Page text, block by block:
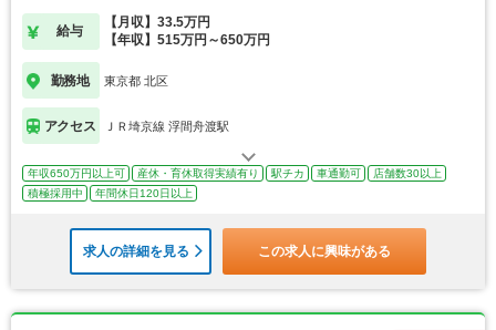
給与
【月収】33.5万円
【年収】515万円～650万円
勤務地 東京都 北区
アクセス ＪＲ埼京線 浮間舟渡駅
年収650万円以上可 産休・育休取得実績有り 駅チカ 車通勤可
店舗数30以上
積極採用中
年間休日120日以上
求人の詳細を見る この求人に興味がある